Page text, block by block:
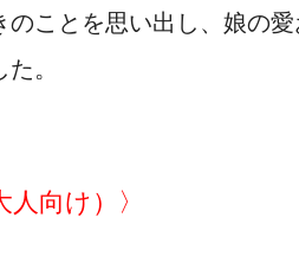
ことを思い出し、娘の
。
向け）〉